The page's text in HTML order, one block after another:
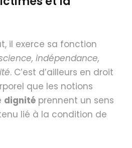
il exerce sa fonction
indépendance,
. C’est d’ailleurs en droit
que les notions
dignité prennent un sens
lié à la condition de